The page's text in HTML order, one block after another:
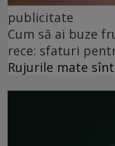
publicitate
Cum să ai buze
rece: sfaturi
Rujurile mate